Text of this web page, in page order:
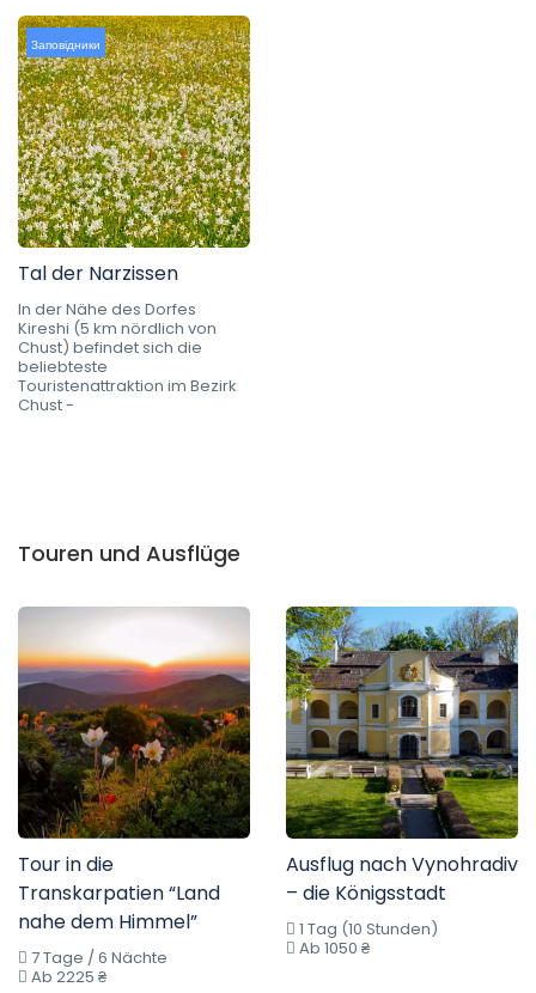
Заповідники
Tal der Narzissen
In der Nähe des Dorfes
Kireshi (5 km nördlich von
Chust) befindet sich die
beliebteste
Touristenattraktion im Bezirk
Chust -
Touren und Ausflüge
Tour in die
Transkarpatien “Land
nahe dem Himmel”
7 Tage / 6 Nächte
Ab 2225 ₴
Ausflug nach Vynohradiv
– die Königsstadt
1 Tag (10 Stunden)
Ab 1050 ₴